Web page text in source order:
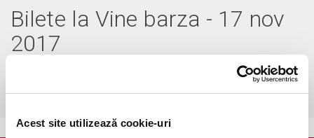
Acest site utilizează cookie-uri
Bilete la Vine barza - 17 nov
2017
Bucuresti, Teatrul de pe Lipscanivezi pe harta